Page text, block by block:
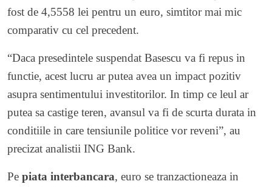
fost de 4,5558 lei pentru un euro, simtitor mai mic
comparativ cu cel precedent.
“Daca presedintele suspendat Basescu va fi repus in
functie, acest lucru ar putea avea un impact pozitiv
asupra sentimentului investitorilor. In timp ce leul ar
putea sa castige teren, avansul va fi de scurta durata in
conditiile in care tensiunile politice vor reveni”, au
precizat analistii ING Bank.
Pe piata interbancara, euro se tranzactioneaza in